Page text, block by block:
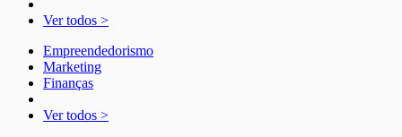
Ver todos >
Empreendedorismo
Marketing
Finanças
Ver todos >